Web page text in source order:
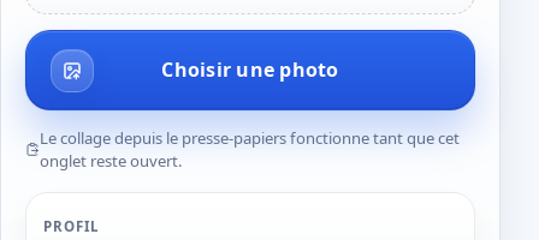
Choisir une photo
Le collage depuis le presse-papiers fonctionne tant que cet
onglet reste ouvert.
PROFIL